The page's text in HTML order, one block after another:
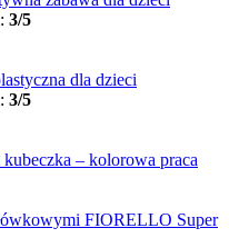
3/5
dla dzieci
3/5
– kolorowa praca